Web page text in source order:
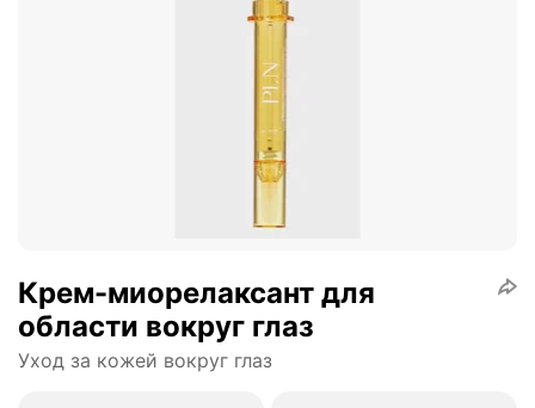
Крем-миорелаксант для
области вокруг глаз
Уход за кожей вокруг глаз